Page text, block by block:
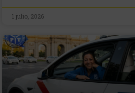
1 julio, 2026